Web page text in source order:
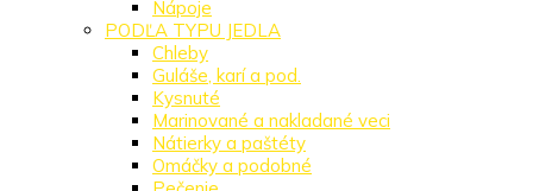
Nápoje
PODĽA TYPU JEDLA
Chleby
Guláše, karí a pod.
Kysnuté
Marinované a nakladané veci
Nátierky a paštéty
Omáčky a podobné